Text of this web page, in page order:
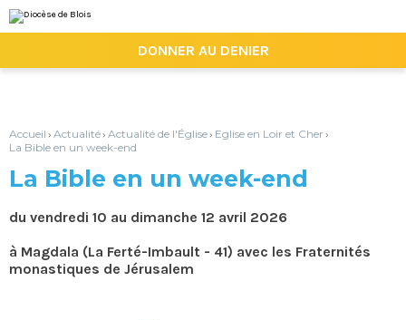
au
contenu.
la
personnels
DONNER AU DENIER
Accueil › Actualité› Actualité de l'Église› Eglise en Loir et Cher›
La Bible en un week-end
La Bible en un week-end
du vendredi 10 au dimanche 12 avril 2026
à Magdala (La Ferté-Imbault - 41) avec les Fraternités
monastiques de Jérusalem